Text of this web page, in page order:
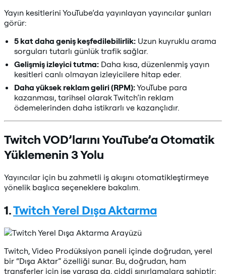
Yayın kesitlerini YouTube’da yayınlayan yayıncılar şunları
görür:
5 kat daha geniş keşfedilebilirlik: Uzun kuyruklu arama
sorguları tutarlı günlük trafik sağlar.
Gelişmiş izleyici tutma: Daha kısa, düzenlenmiş yayın
kesitleri canlı olmayan izleyicilere hitap eder.
Daha yüksek reklam geliri (RPM):YouTube para
kazanması, tarihsel olarak Twitch’in reklam
ödemelerinden daha istikrarlı ve kazançlıdır.
Twitch VOD’larını YouTube’a Otomatik
Yüklemenin 3 Yolu
Yayıncılar için bu zahmetli iş akışını otomatikleştirmeye
yönelik başlıca seçeneklere bakalım.
1.Twitch Yerel Dışa Aktarma
Twitch, Video Prodüksiyon paneli içinde doğrudan, yerel
bir “Dışa Aktar” özelliği sunar. Bu, doğrudan, ham
transferler için işe yarasa da, ciddi sınırlamalara sahiptir: